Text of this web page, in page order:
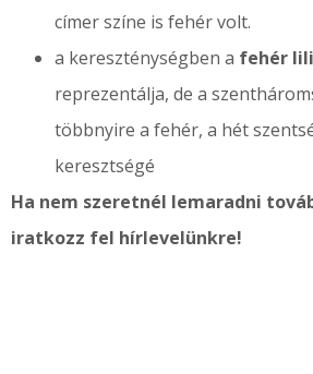
címer színe is fehér volt.
a kereszténységben a fehér
reprezentálja, de a
többnyire a fehér, a hét
keresztségé
Ha nem szeretnél lemaradni
iratkozz fel hírlevelünkre!